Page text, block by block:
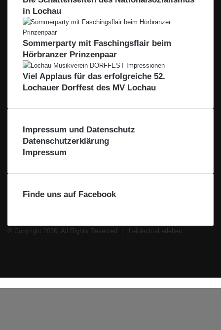
n
s
s
e
n
v
o
m
B
o
e
s
e
e
n
s
e
e
-
L
e
i
l
c
h
t
a
r
n
z
m
b
H
in Lochau
Sommerparty mit Faschingsflair beim
Hörbranzer Prinzenpaar
Viel Applaus für das erfolgreiche 52.
Lochauer Dorffest des MV Lochau
Impressum und Datenschutz
Datenschutzerklärung
Impressum
Finde uns auf Facebook
© Copyright 2026, All Rights Reserved |
Leiblachtal erleben